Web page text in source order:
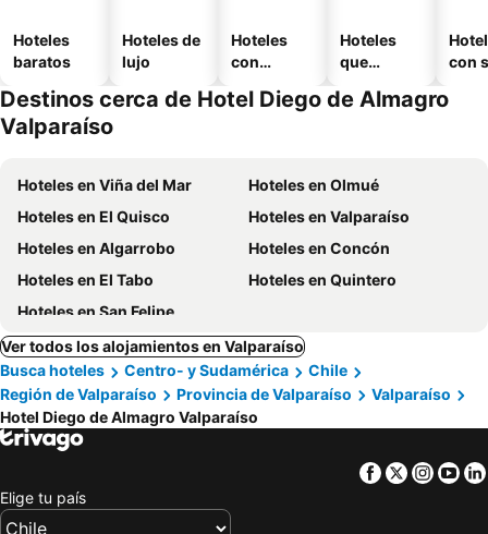
Hoteles
baratos
Hoteles de
lujo
Hoteles
con
Hoteles
que
mascotas
con
Destinos cerca de Hotel Diego de Almagro
Valparaíso
Hoteles en Viña del Mar
Hoteles en Olmué
Hoteles en El Quisco
Hoteles en Valparaíso
Hoteles en Algarrobo
Hoteles en Concón
Hoteles en El Tabo
Hoteles en Quintero
Hoteles en San Felipe
Ver todos los alojamientos en Valparaíso
Busca hoteles
Centro- y Sudamérica
Chile
Región de Valparaíso
Provincia de Valparaíso
Valparaíso
Hotel Diego de Almagro Valparaíso
Facebook
Twitter
Elige tu país